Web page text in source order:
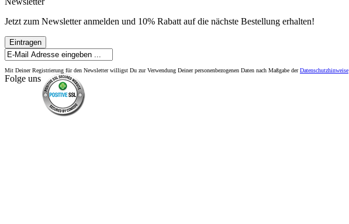
Jetzt zum Newsletter anmelden und 10% Rabatt auf die nächste Bestellung erhalten!
Eintragen
Mit Deiner Registrierung für den Newsletter willigst Du zur Verwendung Deiner personenbezogenen Daten nach Maßgabe derDatenschutzhinweise
Folge uns